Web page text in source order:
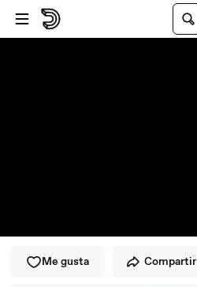
Saltar al reproductor
Saltar al contenido principal
Me gusta Compartir